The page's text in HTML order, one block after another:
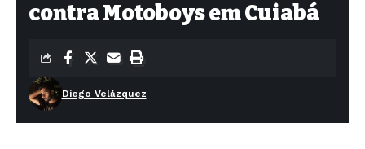
contra Motoboys em Cuiabá
Diego Velázquez